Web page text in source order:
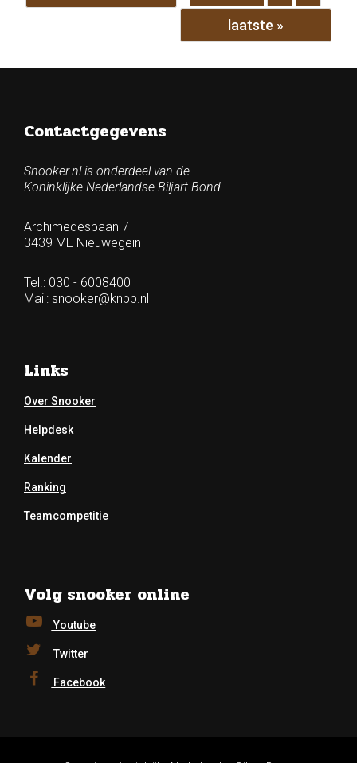
laatste »
Contactgegevens
Snooker.nl is onderdeel van de
Koninklijke Nederlandse Biljart Bond.
Archimedesbaan 7
3439 ME Nieuwegein
Tel.: 030 - 6008400
Mail: snooker@knbb.nl
Links
Over Snooker
Helpdesk
Kalender
Ranking
Teamcompetitie
Volg snooker online
Youtube
Twitter
Facebook